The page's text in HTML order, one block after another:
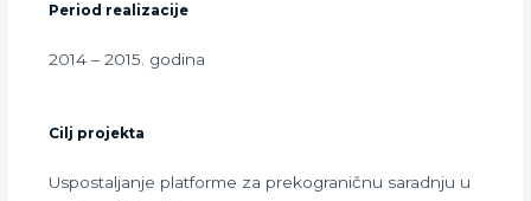
Period realizacije
2014 – 2015. godina
Cilj projekta
Uspostaljanje platforme za prekograničnu saradnju u